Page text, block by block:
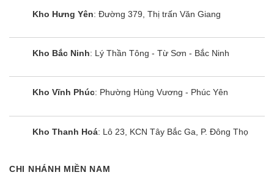
tăng chất lượng không khí trong phòng. Công
nghệ chống ẩm mốc Mold-Proof cũng giúp sản
phẩm phù hợp hơn cho môi trường khí hậu nhiệt
chạy 1h để làm khô bên trong dàn lạnh và dàn tản
luôn trong lành và mặt khác cũng giúp tuổi thọ sản
Kho Hưng Yên: Đường 379, Thị trấn Văn Giang
Kho Bắc Ninh: Lý Thần Tông - Từ Sơn - Bắc Ninh
Kho Vĩnh Phúc: Phường Hùng Vương - Phúc Yên
Kho Thanh Hoá: Lô 23, KCN Tây Bắc Ga, P. Đông Thọ
CHI NHÁNH MIỀN NAM